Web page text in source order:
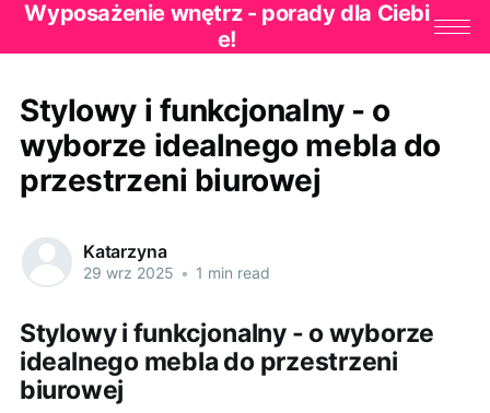
Wyposażenie wnętrz - porady dla Ciebi
e!
Stylowy i funkcjonalny - o
wyborze idealnego mebla do
przestrzeni biurowej
Katarzyna
29 wrz 2025 • 1 min read
Stylowy i funkcjonalny - o wyborze
idealnego mebla do przestrzeni
biurowej